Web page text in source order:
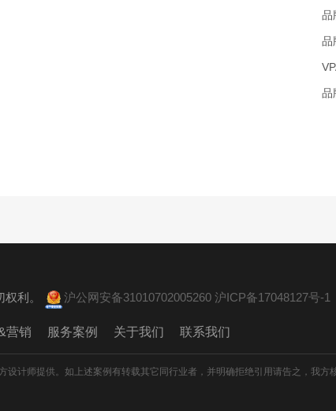
利。 沪公网安备31010702005260 沪ICP备17048127号-1
营销 服务案例 关于我们 联系我们
计师提供。如上述案例有转载其它同行业者，并明确拒绝引用请告之，我方